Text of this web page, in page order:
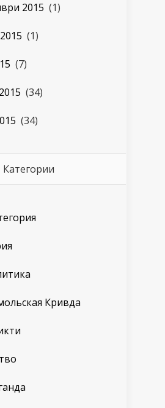
2015 (1)
(1)
(7)
(34)
(34)
Категории
Кривда